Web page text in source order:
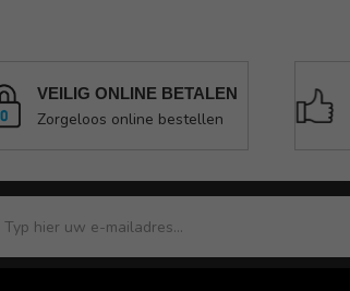
VEILIG ONLINE BETALEN
Zorgeloos online bestellen